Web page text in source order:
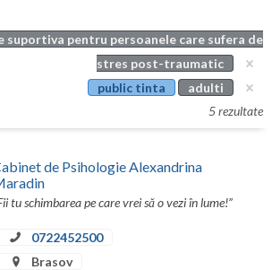
suportiva pentru persoanele care sufera de
stres post-traumatic
public tinta
adulti
5 rezultate
de Psihologie Alexandrina
tu schimbarea pe care vrei sǎ o vezi în lume!”
0722452500
Brasov